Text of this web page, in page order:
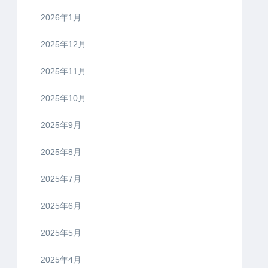
2026年1月
2025年12月
2025年11月
2025年10月
2025年9月
2025年8月
2025年7月
2025年6月
2025年5月
2025年4月